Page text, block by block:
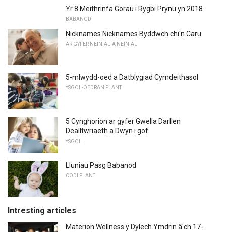
Yr 8 Meithrinfa Gorau i Rygbi Prynu yn 2018
BABANOD
Nicknames Nicknames Byddwch chi'n Caru
AR GYFER NEINIAU A NEINIAU
5-mlwydd-oed a Datblygiad Cymdeithasol
YSGOL-OEDRAN PLANT
5 Cynghorion ar gyfer Gwella Darllen
Dealltwriaeth a Dwyn i gof
YSGOL
Lluniau Pasg Babanod
CODI PLANT
Intresting articles
Materion Wellness y Dylech Ymdrin â'ch 17-